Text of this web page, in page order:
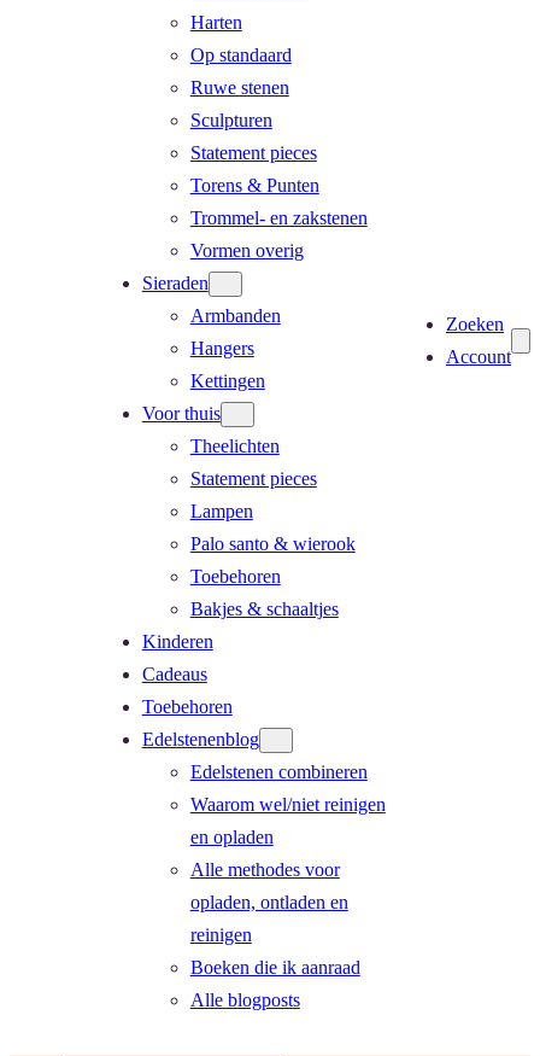
Harten
Op standaard
Ruwe stenen
Sculpturen
Statement pieces
Torens & Punten
Trommel- en zakstenen
Vormen overig
Sieraden
Armbanden
Hangers
Kettingen
Voor thuis
Theelichten
Statement pieces
Lampen
Palo santo & wierook
Toebehoren
Bakjes & schaaltjes
Kinderen
Cadeaus
Toebehoren
Edelstenenblog
Edelstenen combineren
Waarom wel/niet reinigen
en opladen
Alle methodes voor
opladen, ontladen en
reinigen
Boeken die ik aanraad
Alle blogposts
Zoeken
Account